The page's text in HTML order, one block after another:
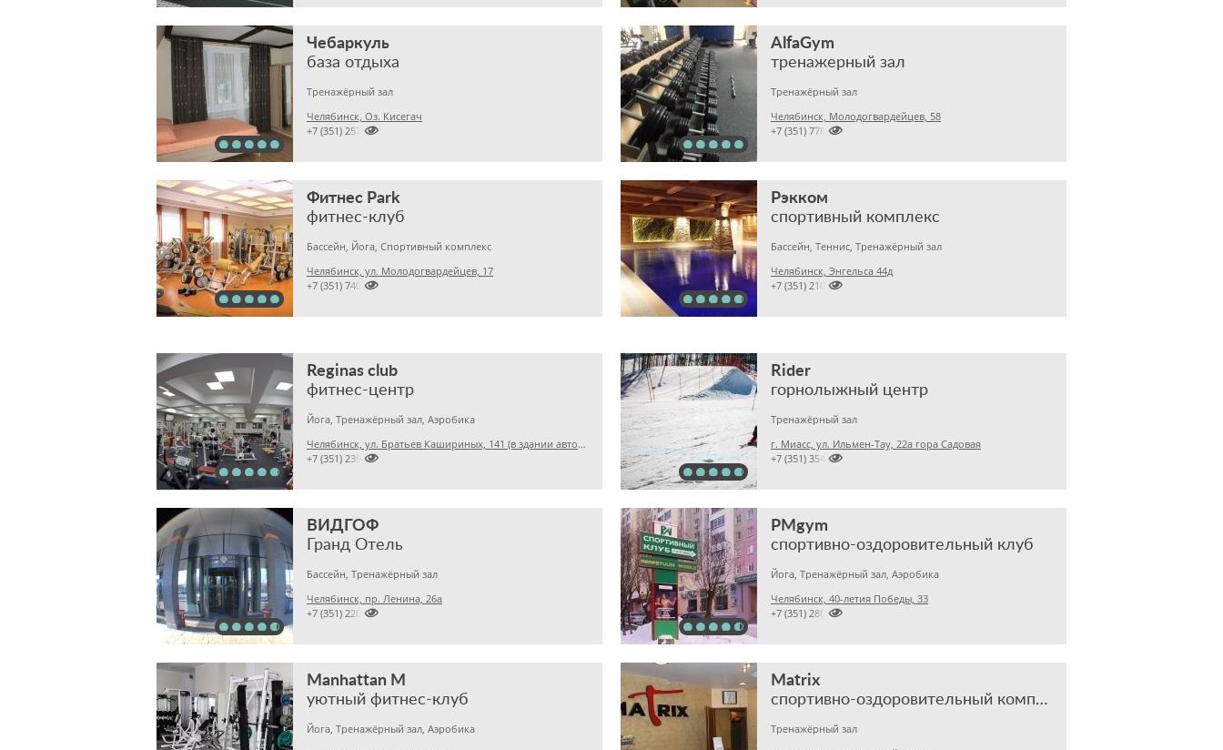
Чебаркуль
база отдыха
Тренажёрный зал
Челябинск, Оз. Кисегач

+7 (351) 2574677
AlfaGym
тренажерный зал
Тренажёрный зал
Челябинск, Молодогвардейцев, 58

+7 (351) 7760861
Фитнес Park
фитнес-клуб
Бассейн, Йога, Спортивный комплекс
Челябинск, ул. Молодогвардейцев, 17

+7 (351) 7401505
Рэкком
спортивный комплекс
Бассейн, Теннис, Тренажёрный зал
Челябинск, Энгельса 44д

+7 (351) 2100060
Reginas club
фитнес-центр
Йога, Тренажёрный зал, Аэробика
Челябинск, ул. Братьев Кашириных, 141 (в здании автосалона Mitsubishi)

+7 (351) 2395204
Rider
горнолыжный центр
Тренажёрный зал
г. Миасс, ул. Ильмен-Тау, 22а гора Садовая

+7 (351) 3546400
ВИДГОФ
Гранд Отель
Бассейн, Тренажёрный зал
Челябинск, пр. Ленина, 26а

+7 (351) 2200000
PMgym
спортивно-оздоровительный клуб
Йога, Тренажёрный зал, Аэробика
Челябинск, 40-летия Победы, 33

+7 (351) 2807512
Manhattan M
уютный фитнес-клуб
Йога, Тренажёрный зал, Аэробика
Matrix
спортивно-оздоровительный комплекс
Тренажёрный зал